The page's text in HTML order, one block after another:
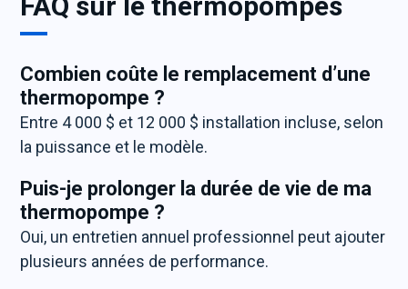
Combien coûte le remplacement d’une
thermopompe ?
Entre 4 000 $ et 12 000 $ installation incluse, selon
la puissance et le modèle.
Puis-je prolonger la durée de vie de ma
thermopompe ?
Oui, un entretien annuel professionnel peut ajouter
plusieurs années de performance.